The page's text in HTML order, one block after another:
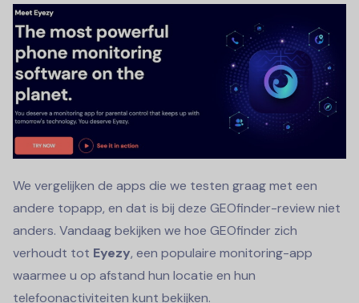
We vergelijken de apps die we testen graag met een
andere topapp, en dat is bij deze GEOfinder-review niet
anders. Vandaag bekijken we hoe GEOfinder zich
verhoudt tot Eyezy, een populaire monitoring-app
waarmee u op afstand hun locatie en hun
telefoonactiviteiten kunt bekijken.